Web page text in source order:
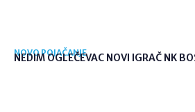
NOVO POJAČANJE
NEDIM OGLEČEVAC NOVI IGRAČ NK